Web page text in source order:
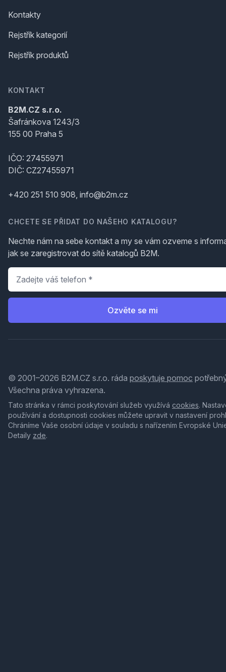
Kontakty
Rejstřík kategorií
Rejstřík produktů
KONTAKT
B2M.CZ s.r.o.
Šafránkova 1243/3
155 00 Praha 5
IČO: 27455971
DIČ: CZ27455971
+420 251 510 908, info@b2m.cz
CHCETE SE PŘIDAT DO NAŠEHO KATALOGU?
Nechte nám na sebe kontakt a my se vám ozveme s
jak se zaregistrovat do sítě katalogů B2M.
Telefon
Ozvěte se mi
© 2001–2026 B2M.CZ s.r.o. ráda poskytuje pomoc
Všechna práva vyhrazena.
Tato stránka v rámci poskytování služeb využívá cookies.
používání a dostupnosti cookies můžete upravit v nastavení
Chráníme Vaše osobní údaje v souladu s nařízením Evropské
Detaily zde.